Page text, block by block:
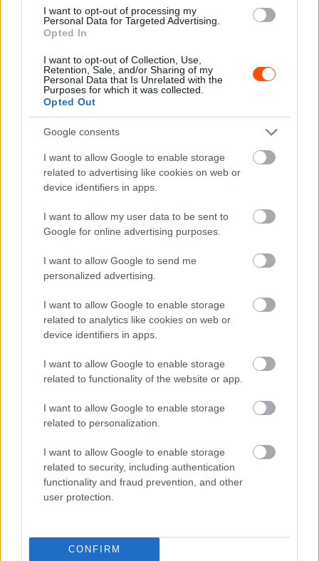
I want to opt-out of processing my
Personal Data for Targeted Advertising.
Opted In
I want to opt-out of Collection, Use,
Retention, Sale, and/or Sharing of my
Personal Data that Is Unrelated with the
Purposes for which it was collected.
Opted Out
Google consents
I want to allow Google to enable storage
related to advertising like cookies on web or
device identifiers in apps.
I want to allow my user data to be sent to
Google for online advertising purposes.
I want to allow Google to send me
personalized advertising.
I want to allow Google to enable storage
related to analytics like cookies on web or
device identifiers in apps.
I want to allow Google to enable storage
related to functionality of the website or app.
I want to allow Google to enable storage
related to personalization.
I want to allow Google to enable storage
related to security, including authentication
functionality and fraud prevention, and other
user protection.
CONFIRM
széléről szurkoltunk a többieknek.
Most két hónapigversenysem lesz az Rally2 részére,
vagy kinéztetek valamit magatoknak a „holt időszakra”?
– A következő verseny valóban elég messze van még, és
pontokat is veszítettünk, de a kedvünket ez egyáltalán
nem szegte, haladunk tovább a kijelölt úton, ez csak egy
kitérő volt. Nincs „ha” ebben a sportban, csinálni kell az
akadályok ellenére és kész. Ebből tanultunk, a
legközelebbi versenyen pedig megpróbálunk majd minél
több gyorsot megnyerni. Illetve a két hónap alatt is
szeretnénk autóba ülni, ezért nézegetjük a külföldi
megmérettetnénk magunkat más mezőnyben is. Van már
kiszemeltünk…a Velenje Rali május végén, meglátjuk,
hogy sikerül összehozni a sok munka mellett.
Reklámpartnereinek segítségét köszöni a csapat!
Szöveg: Tiba Anita